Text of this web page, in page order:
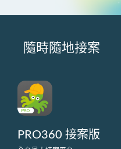
隨時隨地接案
PRO360 接案版